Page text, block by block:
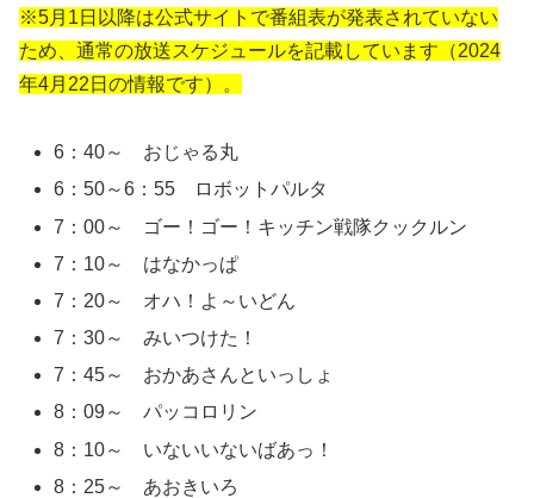
※5月1日以降は公式サイトで番組表が発表されていない
ため、通常の放送スケジュールを記載しています（2024
年4月22日の情報です）。
6：40～ おじゃる丸
6：50～6：55 ロボットパルタ
7：00～ ゴー！ゴー！キッチン戦隊クックルン
7：10～ はなかっぱ
7：20～ オハ！よ～いどん
7：30～ みいつけた！
7：45～ おかあさんといっしょ
8：09～ パッコロリン
8：10～ いないいないばあっ！
8：25～ あおきいろ